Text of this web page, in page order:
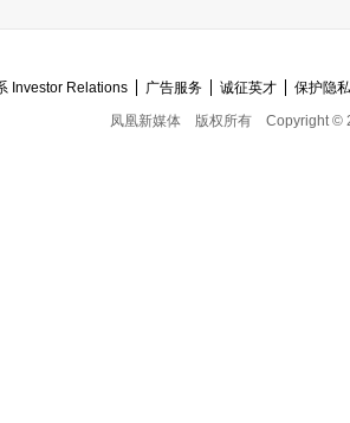
Investor Relations 广告服务 诚征英才
保护隐
凤凰新媒体
版权所有 Copyright ©